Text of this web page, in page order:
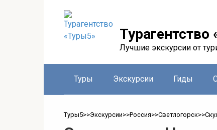
Турагентство
Лучшие экскурсии от
Туры Экскурсии Гиды
Туры5>>Экскурсии>>Россия>>Светлогорск>>